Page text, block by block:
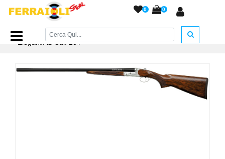
0 0
Home Page/ARMI DA FUOCO/Armi Lunghe/Yildiz
Elegant AS Cal. 20/